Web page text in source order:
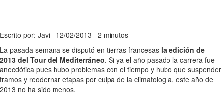
Escrito por: Javi 12/02/2013 2 minutos
La pasada semana se disputó en tierras francesas la edición de
2013 del Tour del Mediterráneo. Si ya el año pasado la carrera fue
anecdótica pues hubo problemas con el tiempo y hubo que suspender
tramos y reodernar etapas por culpa de la climatología, este año de
2013 no ha sido menos.